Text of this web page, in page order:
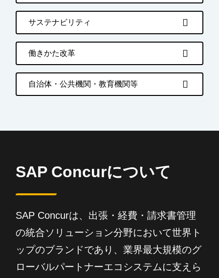
サステナビリティ
働きかた改革
自治体・公共機関・教育機関等
SAP Concurについて
SAP Concurは、出張・経費・請求書管理
の統合ソリューション分野において世界ト
ップのブランドであり、業界最大規模のグ
ローバルパートナーエコシステムに支えら